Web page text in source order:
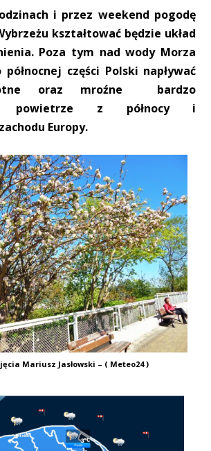
i przez weekend pogodę
kształtować będzie układ
Poza tym nad wody Morza
północnej części Polski napływać
oraz mroźne bardzo
powietrze z północy i
Europy.
Mariusz Jasłowski – ( Meteo24 )